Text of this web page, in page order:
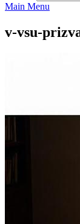
Main Menu
v-vsu-